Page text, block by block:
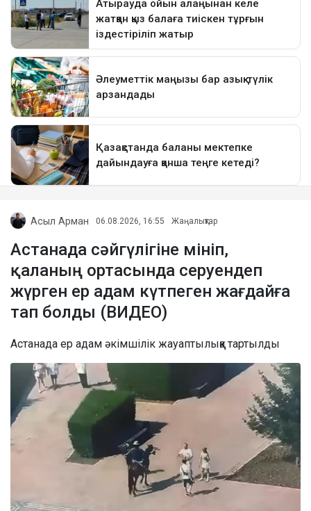
Асыл Арман 06.08.2026, 16:55 Жаңалықтар
Астанада сәйгүлігіне мініп,
қаланың ортасында серуендеп
жүрген ер адам күтпеген жағдайға
тап болды (ВИДЕО)
Астанада ер адам әкімшілік жауаптылыққа тартылды